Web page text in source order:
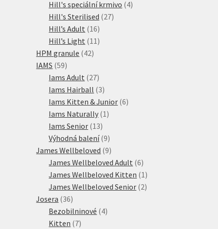
produktů
Hill's speciální krmivo 44
Hill's Sterilised 2727
Hill’s Adult 1616
produktů
Hill’s Light 11 11
HPM granule 4242
IAMS 5959
produktů
Iams Adult 2727
produktů
Iams Hairball 33
produkty
Iams Kitten & Junior 66
Iams Naturally 1 1
Iams Senior 1313
produktů
Výhodná balení 99
produktů
James Wellbeloved 99
produktů
James Wellbeloved Adult 66
produktů
James Wellbeloved Kitten 1 1
produkt
James Wellbeloved Senior 22
Josera 3636
produktů
Bezobilninové 44
Kitten 77